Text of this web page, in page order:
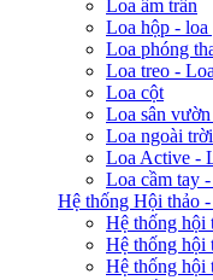
Loa âm trần
Loa hộp - loa
Loa phóng
Loa treo -
Loa cột
Loa sân
Loa ngoài
Loa Active -
Loa cầm tay
Hệ thống Hội thảo
Hệ thống hội
Hệ thống hội
Hệ thống hội